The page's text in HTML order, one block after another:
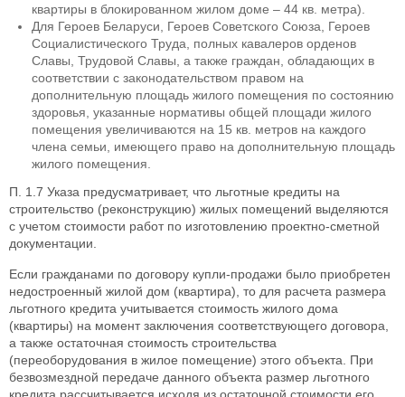
квартиры в блокированном жилом доме – 44 кв. метра).
Для Героев Беларуси, Героев Советского Союза, Героев
Социалистического Труда, полных кавалеров орденов
Славы, Трудовой Славы, а также граждан, обладающих в
соответствии с законодательством правом на
дополнительную площадь жилого помещения по состоянию
здоровья, указанные нормативы общей площади жилого
помещения увеличиваются на 15 кв. метров на каждого
члена семьи, имеющего право на дополнительную площадь
жилого помещения.
П. 1.7 Указа предусматривает, что льготные кредиты на
строительство (реконструкцию) жилых помещений выделяются
с учетом стоимости работ по изготовлению проектно-сметной
документации.
Если гражданами по договору купли-продажи было приобретен
недостроенный жилой дом (квартира), то для расчета размера
льготного кредита учитывается стоимость жилого дома
(квартиры) на момент заключения соответствующего договора,
а также остаточная стоимость строительства
(переоборудования в жилое помещение) этого объекта. При
безвозмездной передаче данного объекта размер льготного
кредита рассчитывается исходя из остаточной стоимости его